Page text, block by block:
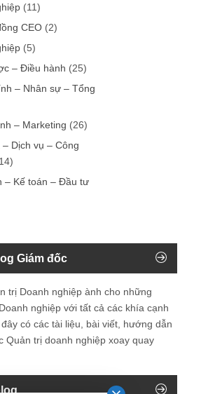
(11)
CEO (2)
(5)
– Điều hành (25)
– Nhân sự – Tổng
– Marketing (26)
Dịch vụ – Công
– Kế toán – Đầu tư
Giám đốc
trị Doanh nghiệp ành cho những
nghiệp với tất cả các khía cạnh
có các tài liệu, bài viết, hướng dẫn
Quản trị doanh nghiệp xoay quay